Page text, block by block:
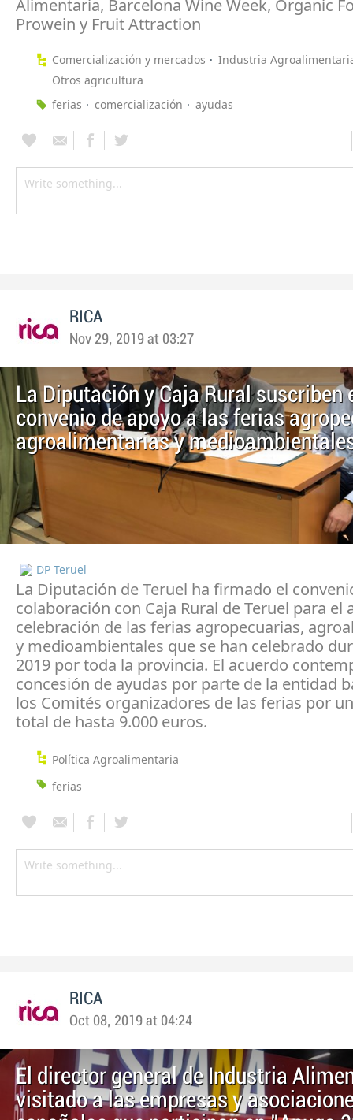
Alimentaria, Barcelona Wine Week, Organic
Prowein y Fruit Attraction
Comercialización y mercados
Industria
Otros agricultura
ferias
comercialización ayudas
RICA
Nov 29, 2019 at 03:27
La Diputación y Caja Rural suscriben
convenio de apoyo a las ferias
agroalimentarias y
DP Teruel
La Diputación de Teruel ha firmado el
colaboración con Caja Rural de Teruel para el
celebración de las ferias agropecuarias,
y medioambientales que se han celebrado
2019 por toda la provincia. El acuerdo
concesión de ayudas por parte de la entidad
los Comités organizadores de las ferias por
total de hasta 9.000 euros.
Política Agroalimentaria
ferias
RICA
Oct 08, 2019 at 04:24
El director general de Industria
visitado a las empresas y